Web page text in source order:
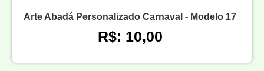
Arte Abadá Personalizado Carnaval - Modelo 17
R$: 10,00